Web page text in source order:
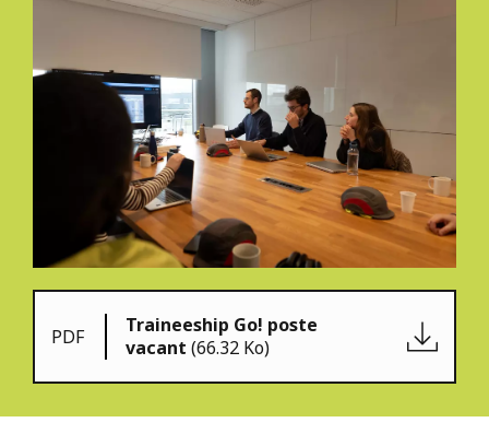
PDF
Traineeship Go! poste
vacant (66.32 Ko)